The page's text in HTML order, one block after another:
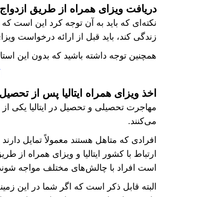
دریافت ویزای همراه از طریق ازدواج
نکته‌ای که باید به آن توجه کرد این است که
زندگی کند، باید قبل از ارائه درخواست
همچنین توجه داشته باشید که بدون این
اخذ ویزای همراه ایتالیا پس از
مهاجرت تحصیلی و تحصیل در ایتالیا یکی
می‌کنند.
افرادی که متاهل هستند معمولاً تمایل
ارتباط با کشور ایتالیا و ویزای
است افراد با چالش‌های مختلف مواجه
البته قابل ذکر است که اگر شما در این